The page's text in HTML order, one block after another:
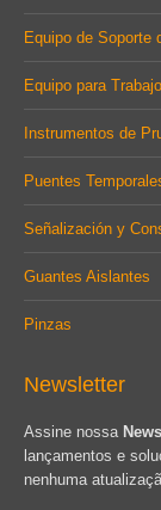
Equipo de Soporte
Equipo para
Instrumentos de
Puentes
Señalización y
Guantes Aislantes
Pinzas
Newsletter
Assine nossa
lançamentos e
nenhuma